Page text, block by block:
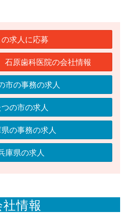
の求人に応募
原歯科医院の会社情報
市の事務の求人
の市の求人
の事務の求人
庫県の求人
情報